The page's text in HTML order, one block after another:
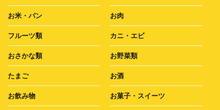
お米・パン お肉
フルーツ類 カニ・エビ
おさかな類 お野菜類
たまご お酒
お飲み物 お菓子・スイーツ